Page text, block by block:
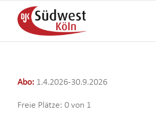
Abo: 1.4.2026-30.9.2026
Freie Plätze: 0 von 1